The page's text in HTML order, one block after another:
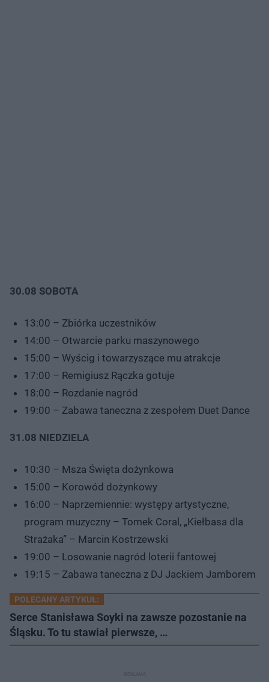
30.08 SOBOTA
13:00 – Zbiórka uczestników
14:00 – Otwarcie parku maszynowego
15:00 – Wyścig i towarzyszące mu atrakcje
17:00 – Remigiusz Rączka gotuje
18:00 – Rozdanie nagród
19:00 – Zabawa taneczna z zespołem Duet Dance
31.08 NIEDZIELA
10:30 – Msza Święta dożynkowa
15:00 – Korowód dożynkowy
16:00 – Naprzemiennie: występy artystyczne,
program muzyczny – Tomek Coral, „Kiełbasa dla
Strażaka” – Marcin Kostrzewski
19:00 – Losowanie nagród loterii fantowej
19:15 – Zabawa taneczna z DJ Jackiem Jamborem
POLECANY ARTYKUŁ:
Serce Stanisława Soyki na zawsze pozostanie na
Śląsku. To tu stawiał pierwsze, …